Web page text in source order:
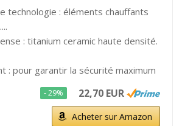
technologie : éléments chauffants
: titanium ceramic haute densité.
: pour garantir la sécurité maximum
- 29% 22,70 EUR
Acheter sur Amazon